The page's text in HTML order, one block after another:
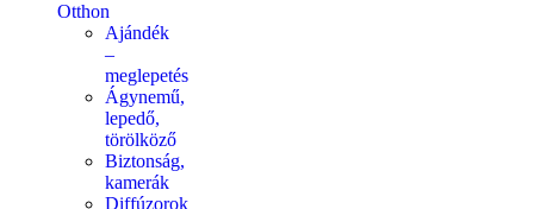
Otthon
Ajándék
–
meglepetés
Ágynemű,
lepedő,
törölköző
Biztonság,
kamerák
Diffúzorok